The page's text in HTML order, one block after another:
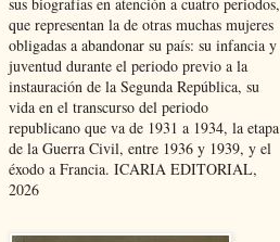
que representan la de otras muchas mujeres
obligadas a abandonar su país: su infancia y
juventud durante el periodo previo a la
instauración de la Segunda República, su
vida en el transcurso del periodo
republicano que va de 1931 a 1934, la etapa
de la Guerra Civil, entre 1936 y 1939, y el
éxodo a Francia. ICARIA EDITORIAL,
2026